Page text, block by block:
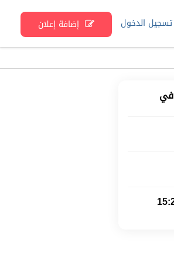
تسجيل الدخول إضافة إعلان
مشاهدات: 164 في